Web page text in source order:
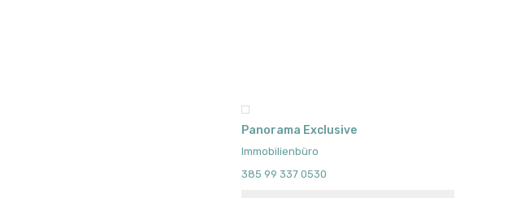
Panorama Exclusive
Immobilienbüro
385 99 337 0530